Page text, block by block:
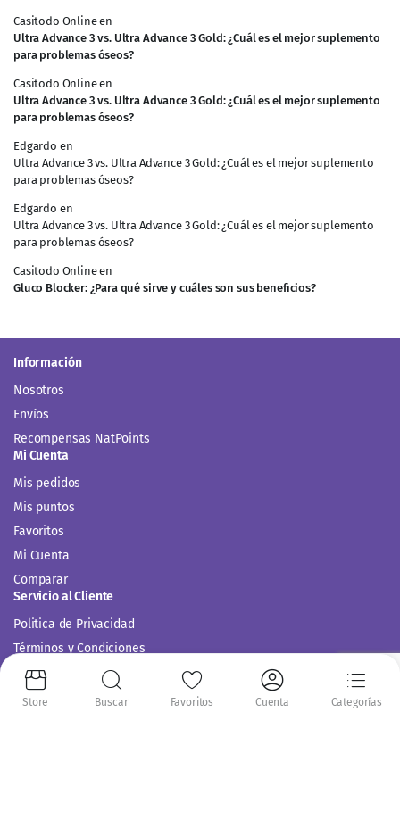
Casitodo Onlineen
Ultra Advance 3 vs. Ultra Advance 3 Gold: ¿Cuál es el mejor suplemento
para problemas óseos?
Casitodo Onlineen
Ultra Advance 3 vs. Ultra Advance 3 Gold: ¿Cuál es el mejor suplemento
para problemas óseos?
Edgardo en
Ultra Advance 3 vs. Ultra Advance 3 Gold: ¿Cuál es el mejor suplemento
para problemas óseos?
Edgardo en
Ultra Advance 3 vs. Ultra Advance 3 Gold: ¿Cuál es el mejor suplemento
para problemas óseos?
Casitodo Onlineen
Gluco Blocker: ¿Para qué sirve y cuáles son sus beneficios?
Información
Nosotros
Envíos
Recompensas NatPoints
Mi Cuenta
Mis pedidos
Mis puntos
Favoritos
Mi Cuenta
Comparar
Servicio al Cliente
Politica de Privacidad
Términos y Condiciones
Siguenos en:
Store Buscar Favoritos Cuenta Categorías